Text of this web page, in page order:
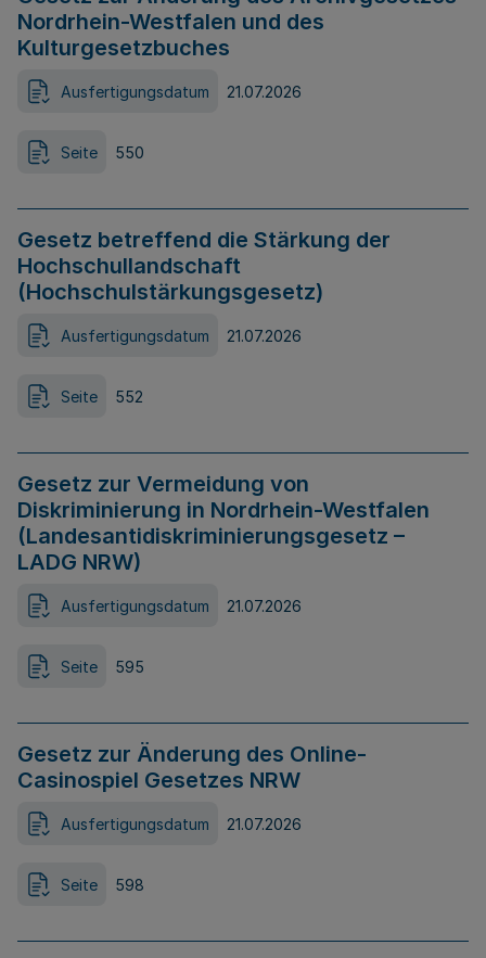
Nordrhein-Westfalen und des
Kulturgesetzbuches
Ausfertigungsdatum 21.07.2026
Seite 550
Gesetz betreffend die Stärkung der
Hochschullandschaft
(Hochschulstärkungsgesetz)
Ausfertigungsdatum 21.07.2026
Seite 552
Gesetz zur Vermeidung von
Diskriminierung in Nordrhein-Westfalen
(Landesantidiskriminierungsgesetz –
LADG NRW)
Ausfertigungsdatum 21.07.2026
Seite 595
Gesetz zur Änderung des Online-
Casinospiel Gesetzes NRW
Ausfertigungsdatum 21.07.2026
Seite 598